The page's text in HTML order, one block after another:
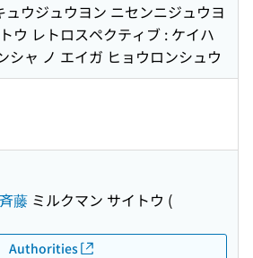
ウジュウヨン ニセンニジュウヨ
ウ レトロスペクティブ : ケイハ
シャ ノ エイガ ヒョウロンシュウ
藤 ミルクマン サイトウ (
Authorities